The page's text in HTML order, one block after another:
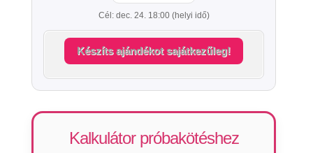
Cél: dec. 24. 18:00 (helyi idő)
Készíts ajándékot sajátkezűleg!
Kalkulátor próbakötéshez